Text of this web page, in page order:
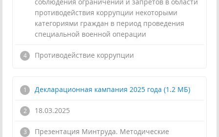
противодействия коррупции некоторыми
категориями граждан в период проведения
специальной военной операции
Противодействие коррупции
Декларационная кампания 2025 года (1.2 МБ)
18.03.2025
Презентация Минтруда. Методические